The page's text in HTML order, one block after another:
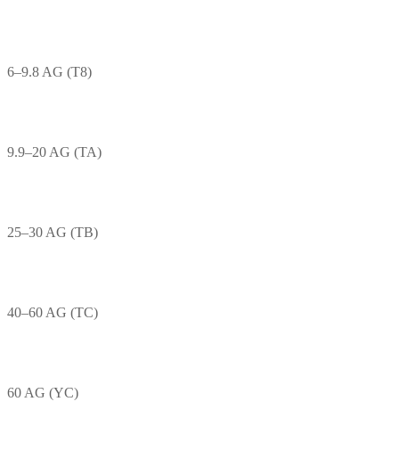
6–9.8 AG (T8)
9.9–20 AG (TA)
25–30 AG (TB)
40–60 AG (TC)
60 AG (YC)